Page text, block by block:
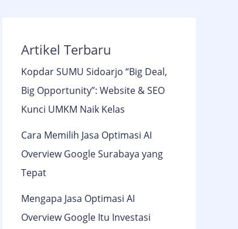
Artikel Terbaru
Kopdar SUMU Sidoarjo “Big Deal,
Big Opportunity”: Website & SEO
Kunci UMKM Naik Kelas
Cara Memilih Jasa Optimasi AI
Overview Google Surabaya yang
Tepat
Mengapa Jasa Optimasi AI
Overview Google Itu Investasi